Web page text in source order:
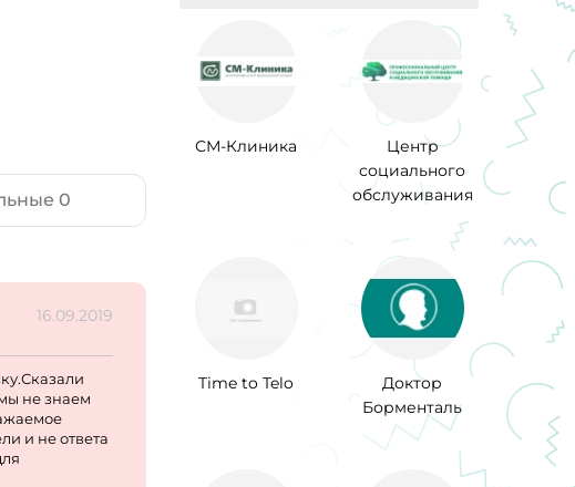
0
16.09.2019
не знаем
и не ответа
СМ-Клиника
Центр
социального
обслуживания
Time to Telo
Доктор
Борменталь